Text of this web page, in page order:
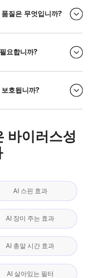
질은 무엇입니까?
요합니까?
호됩니까?
바이러스성
AI 스핀 효과
AI 장미 주는 효과
AI 총알 시간 효과
AI 살아있는 필터